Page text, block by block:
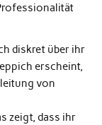
diskret über ihr
erscheint,
von
zeigt, dass ihr